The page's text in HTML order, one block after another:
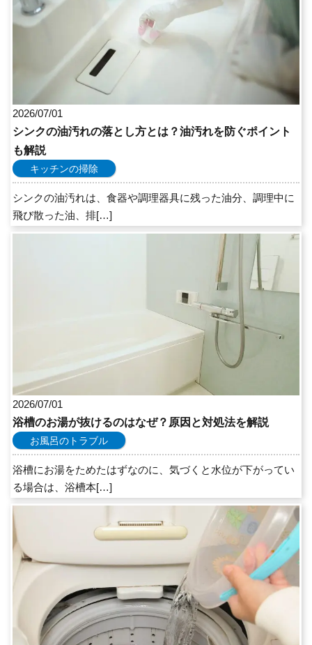
2026/07/01
シンクの油汚れの落とし方とは？油汚れを防ぐポイント
も解説
キッチンの掃除
シンクの油汚れは、食器や調理器具に残った油分、調理中に
飛び散った油、排[…]
2026/07/01
浴槽のお湯が抜けるのはなぜ？原因と対処法を解説
お風呂のトラブル
浴槽にお湯をためたはずなのに、気づくと水位が下がってい
る場合は、浴槽本[…]